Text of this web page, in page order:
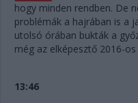
hogy minden rendben. De
problémák a hajrában is a
utolsó órában bukták a
még az elképesztő 2016-
13:46